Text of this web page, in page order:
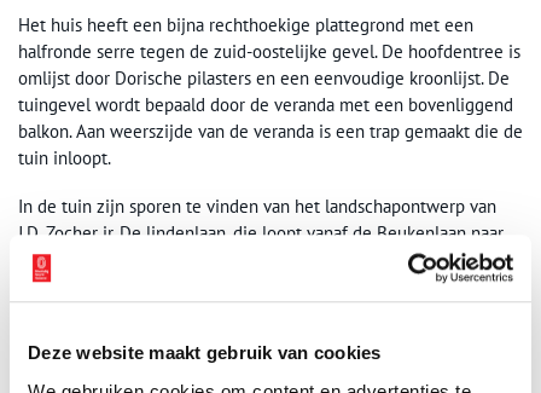
Deze website maakt gebruik van cookies
Het huis heeft een bijna rechthoekige plattegrond met een
halfronde serre tegen de zuid-oostelijke gevel. De hoofdentree is
omlijst door Dorische pilasters en een eenvoudige kroonlijst. De
tuingevel wordt bepaald door de veranda met een bovenliggend
balkon. Aan weerszijde van de veranda is een trap gemaakt die de
tuin inloopt.
In de tuin zijn sporen te vinden van het landschapontwerp van
J.D. Zocher jr. De lindenlaan, die loopt vanaf de Beukenlaan naar
de hoofdentree samen met de gebogen oprijlaan vanaf de
Museumlaan, zijn hier een restant van. In de tuin achter het huis
vroegere ontwerp van Zocher.